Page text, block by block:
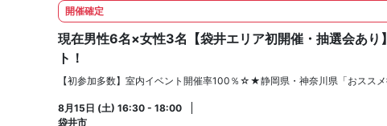
開催確定
現在男性6名×女性3名【袋井エリア初開催・抽選会
ト！
【初参加多数】室内イベント開催率100％☆★静岡県・神奈川県「おス
8月15日 (土) 16:30 - 18:00
袋井市